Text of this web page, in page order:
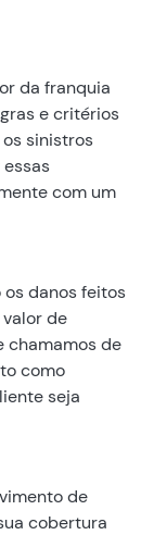
da franquia
e critérios
sinistros
com um
danos feitos
de
chamamos de
como
seja
de
cobertura